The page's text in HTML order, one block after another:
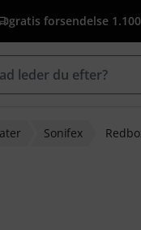
gratis forsendelse
Sonifex